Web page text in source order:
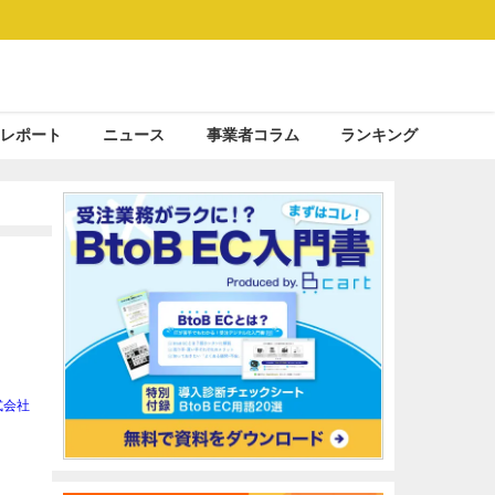
ポート ニュース 事業者コラム ランキング
社